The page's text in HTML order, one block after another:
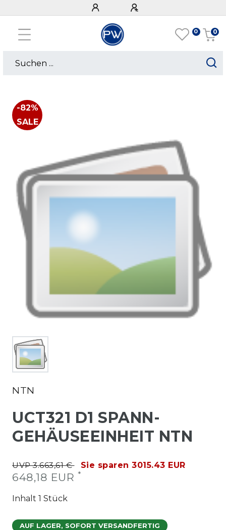
0 0
-82%
SALE
NTN
UCT321 D1 SPANN-
GEHÄUSEEINHEIT NTN
UVP 3.663,61 € Sie sparen 3015.43 EUR
648,18 EUR *
Inhalt 1 Stück
AUF LAGER, SOFORT VERSANDFERTIG